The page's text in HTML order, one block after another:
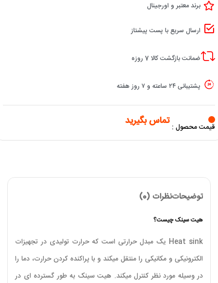
برند معتبر و اورجینال
ارسال سریع با پست پیشتاز
ضمانت بازگشت کالا 7 روزه
پشتیبانی ۲۴ ساعته و ۷ روز هفته
قیمت محصول : تماس بگیرید
توضیحاتنظرات (0)
هیت سینک چیست؟
Heat sink یک مبدل حرارتی است که حرارت تولیدی در تجهیزات
الکترونیکی و مکانیکی را منتقل میکند و با پراکنده کردن حرارت، دما را
در وسیله مورد نظر کنترل میکند. هیت سینک به طور گسترده ای در